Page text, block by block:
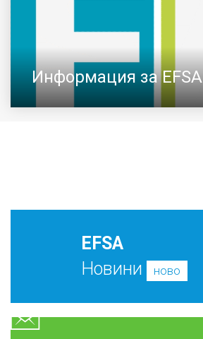
Информация за EFSA
EFSA
Новини
ново